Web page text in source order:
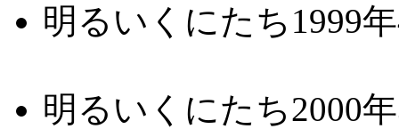
明るいくにたち1999
明るいくにたち2000